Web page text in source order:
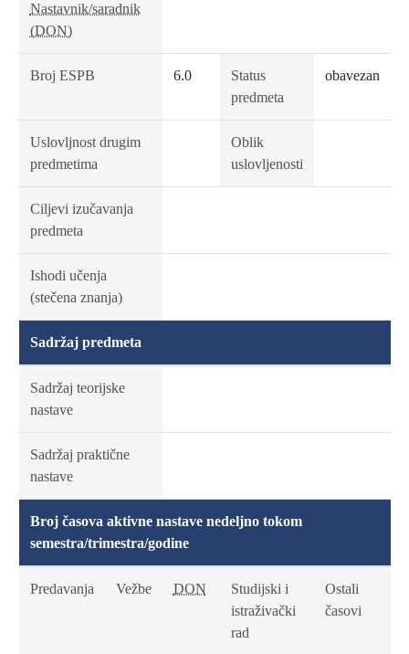
Nastavnik/saradnik
(DON)
Broj ESPB 6.0
Status
predmeta
obavezan
Uslovljnost drugim
predmetima
Oblik
uslovljenosti
Ciljevi izučavanja
predmeta
Ishodi učenja
(stečena znanja)
Sadržaj predmeta
Sadržaj teorijske
nastave
Sadržaj praktične
nastave
Broj časova aktivne nastave nedeljno tokom
semestra/trimestra/godine
Predavanja Vežbe DON
Studijski i
istraživački
rad
Ostali
časovi